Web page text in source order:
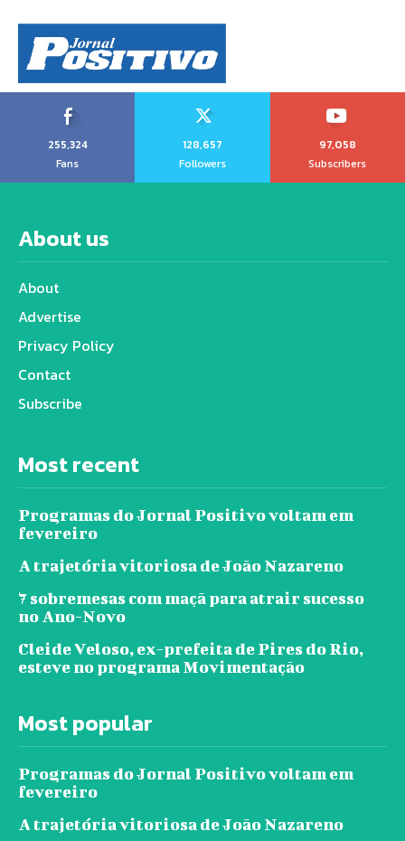
255,324
Fans
128,657
Followers
97,058
Subscribers
About us
About
Advertise
Privacy Policy
Contact
Subscribe
Most recent
Programas do Jornal Positivo voltam em
fevereiro
A trajetória vitoriosa de João Nazareno
7 sobremesas com maçã para atrair sucesso
no Ano-Novo
Cleide Veloso, ex-prefeita de Pires do Rio,
esteve no programa Movimentação
Most popular
Programas do Jornal Positivo voltam em
fevereiro
A trajetória vitoriosa de João Nazareno